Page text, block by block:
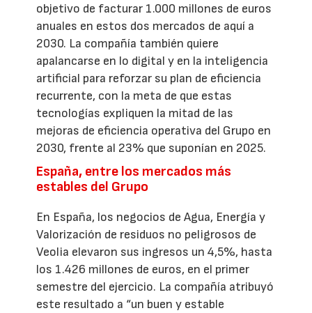
objetivo de facturar 1.000 millones de euros
anuales en estos dos mercados de aquí a
2030. La compañía también quiere
apalancarse en lo digital y en la inteligencia
artificial para reforzar su plan de eficiencia
recurrente, con la meta de que estas
tecnologías expliquen la mitad de las
mejoras de eficiencia operativa del Grupo en
2030, frente al 23% que suponían en 2025.
España, entre los mercados más
estables del Grupo
En España, los negocios de Agua, Energía y
Valorización de residuos no peligrosos de
Veolia elevaron sus ingresos un 4,5%, hasta
los 1.426 millones de euros, en el primer
semestre del ejercicio. La compañía atribuyó
este resultado a “un buen y estable